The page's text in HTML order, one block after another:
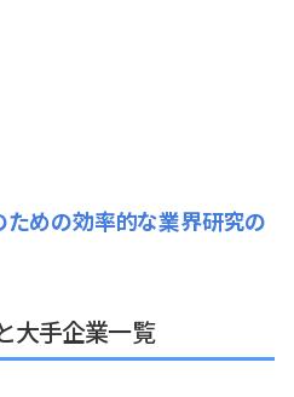
めの効率的な業界研究の
大手企業一覧